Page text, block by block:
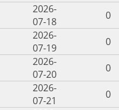
2026-
07-18
0
2026-
07-19
0
2026-
07-20
0
2026-
07-21
0